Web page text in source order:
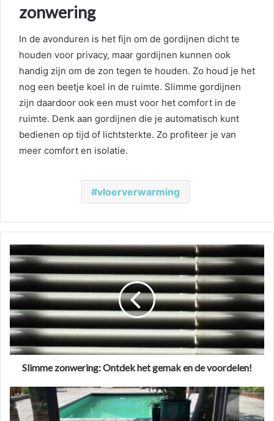
zonwering
In de avonduren is het fijn om de gordijnen dicht te
houden voor privacy, maar gordijnen kunnen ook
handig zijn om de zon tegen te houden. Zo houd je het
nog een beetje koel in de ruimte. Slimme gordijnen
zijn daardoor ook een must voor het comfort in de
ruimte. Denk aan gordijnen die je automatisch kunt
bedienen op tijd of lichtsterkte. Zo profiteer je van
meer comfort en isolatie.
vloerverwarming
Slimme zonwering: Ontdek het gemak en de voordelen!